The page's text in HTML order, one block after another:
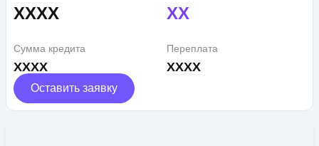
XXXX XX
Сумма кредита
XXXX
Переплата
XXXX
Оставить заявку